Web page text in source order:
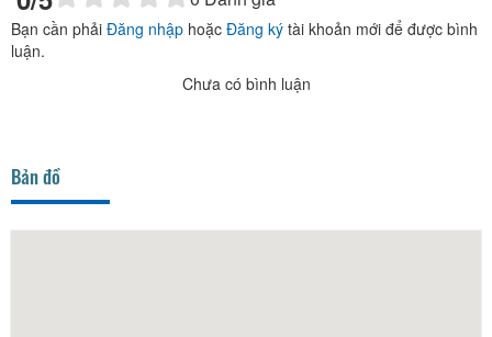
Bạn cần phải Đăng nhập hoặc Đăng ký tài khoản mới để được bình
luận.
Chưa có bình luận
Bản đồ